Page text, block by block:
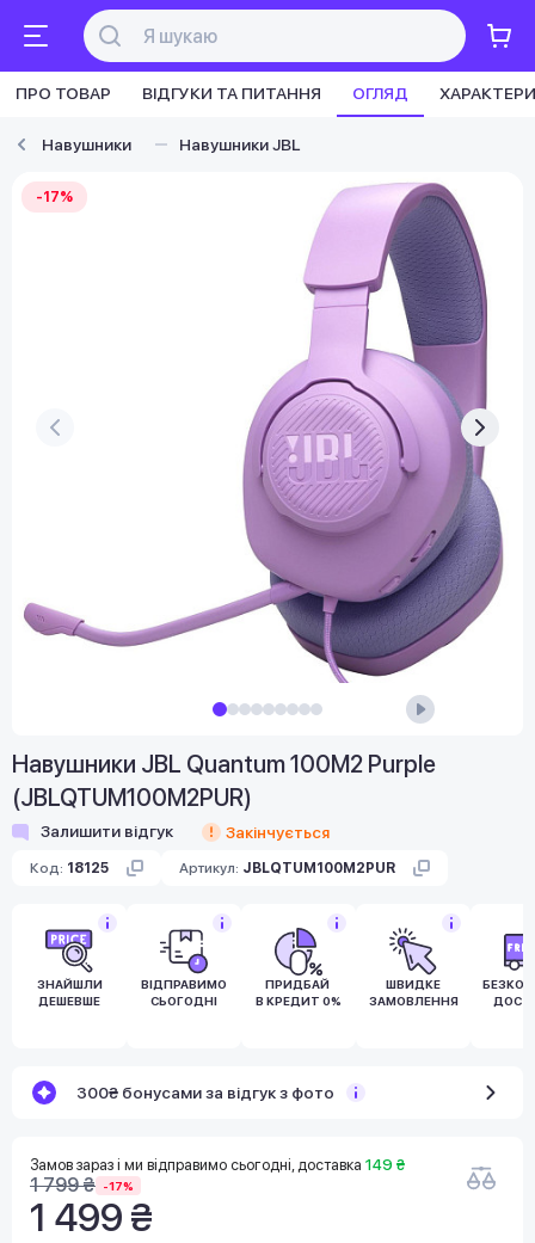
ПРО ТОВАР ВІДГУКИ ТА ПИТАННЯ ОГЛЯД
Навушники Навушники JBL
-17%
Навушники JBL Quantum 100M2 Purple
(JBLQTUM100M2PUR)
Залишити відгук Закінчується
Код: 18125 Артикул: JBLQTUM100M2PUR
ЗНАЙШЛИ
ДЕШЕВШЕ
ВІДПРАВИМО
СЬОГОДНІ
ПРИДБАЙ
В КРЕДИТ 0%
ШВИДКЕ
ЗАМОВЛЕННЯ
300₴ бонусами за відгук з фото
Замов зараз і ми відправимо сьогодні, доставка 149 ₴
1 799 ₴ -17%
1 499 ₴